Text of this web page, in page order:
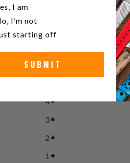
0 / 50 reviews
4
3
2
1
a watch collector?
I am
I’m not
starting off
SUBMIT